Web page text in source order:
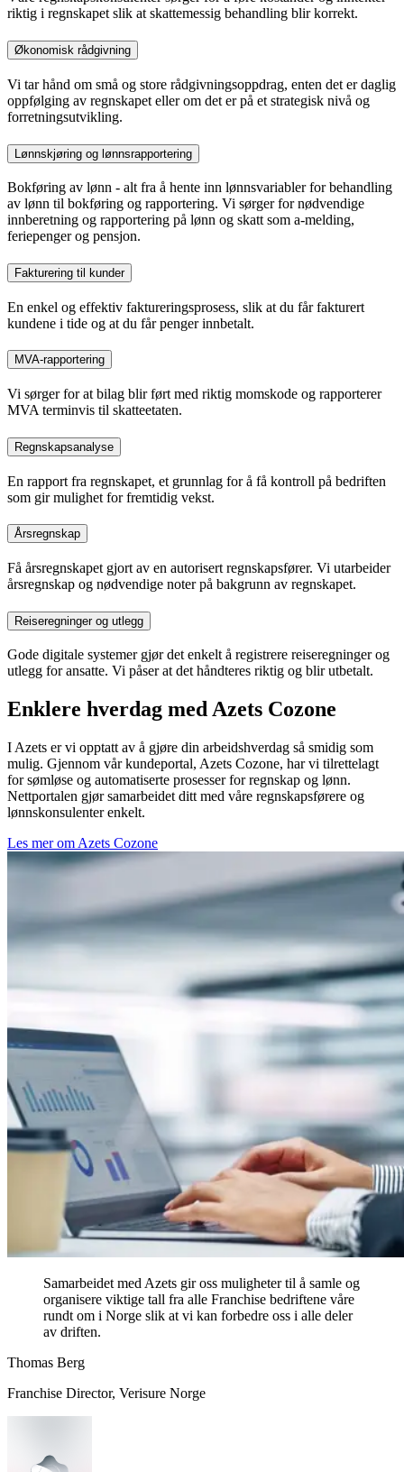
riktig i regnskapet slik at skattemessig behandling blir korrekt.
Økonomisk rådgivning
Vi tar hånd om små og store rådgivningsoppdrag, enten det er daglig
oppfølging av regnskapet eller om det er på et strategisk nivå og
forretningsutvikling.
Lønnskjøring og lønnsrapportering
Bokføring av lønn - alt fra å hente inn lønnsvariabler for behandling
av lønn til bokføring og rapportering. Vi sørger for nødvendige
innberetning og rapportering på lønn og skatt som a-melding,
feriepenger og pensjon.
Fakturering til kunder
En enkel og effektiv faktureringsprosess, slik at du får fakturert
kundene i tide og at du får penger innbetalt.
MVA-rapportering
Vi sørger for at bilag blir ført med riktig momskode og rapporterer
MVA terminvis til skatteetaten.
Regnskapsanalyse
En rapport fra regnskapet, et grunnlag for å få kontroll på bedriften
som gir mulighet for fremtidig vekst.
Årsregnskap
Få årsregnskapet gjort av en autorisert regnskapsfører. Vi utarbeider
årsregnskap og nødvendige noter på bakgrunn av regnskapet.
Reiseregninger og utlegg
Gode digitale systemer gjør det enkelt å registrere reiseregninger og
utlegg for ansatte. Vi påser at det håndteres riktig og blir utbetalt.
Enklere hverdag med Azets Cozone
I Azets er vi opptatt av å gjøre din arbeidshverdag så smidig som
mulig. Gjennom vår kundeportal, Azets Cozone, har vi tilrettelagt
for sømløse og automatiserte prosesser for regnskap og lønn.
Nettportalen gjør samarbeidet ditt med våre regnskapsførere og
lønnskonsulenter enkelt.
Les mer om Azets Cozone
Samarbeidet med Azets gir oss muligheter til å samle og
organisere viktige tall fra alle Franchise bedriftene våre
rundt om i Norge slik at vi kan forbedre oss i alle deler
av driften.
Thomas Berg
Franchise Director, Verisure Norge